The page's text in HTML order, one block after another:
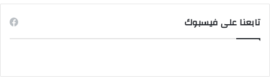
تابعنا على فيسبوك